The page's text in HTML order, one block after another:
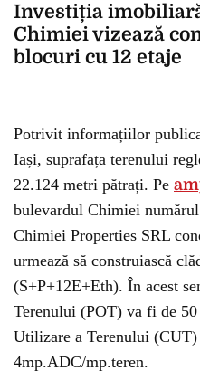
Investiția
Chimiei vizează
blocuri cu 12 etaje
Potrivit informațiilor
Iași, suprafața terenului
22.124 metri pătrați. Pe
bulevardul Chimiei
Chimiei Properties SRL
urmează să construiască
(S+P+12E+Eth). În acest
Terenului (POT) va fi de
Utilizare a Terenului
4mp.ADC/mp.teren.